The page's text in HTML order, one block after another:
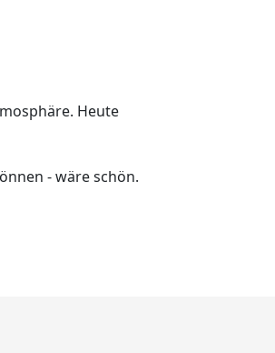
Heute
- wäre schön.